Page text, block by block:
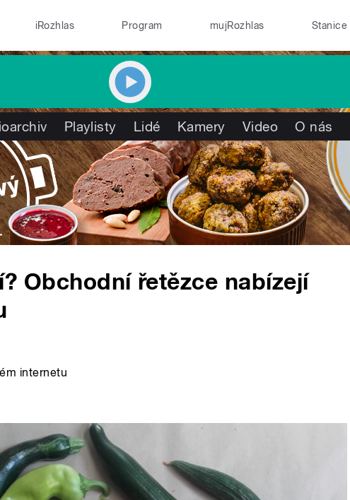
iRozhlas Program mujRozhlas Stanice
Playlisty Lidé Kamery Video O nás
Obchodní řetězce nabízejí
internetu